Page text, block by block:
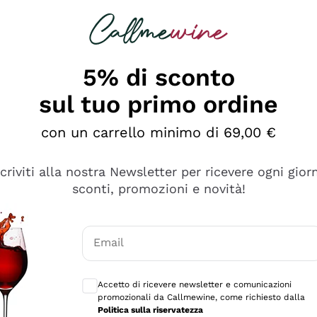
diversi e con un ampio range di prezzo. Le
5% di sconto
sul tuo primo ordine
con un carrello minimo di 69,00 €
alla nostra Newsletter per ricevere ogni
sconti, promozioni e novità!
Email
Accetto di ricevere newsletter e comunicazioni
promozionali da Callmewine, come richiesto dalla
Politica sulla riservatezza